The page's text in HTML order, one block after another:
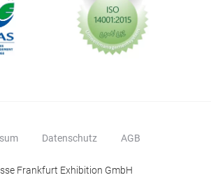
Datenschutz AGB
Frankfurt Exhibition GmbH